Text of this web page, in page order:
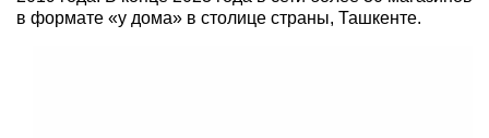
в формате «у дома» в столице страны, Ташкенте.